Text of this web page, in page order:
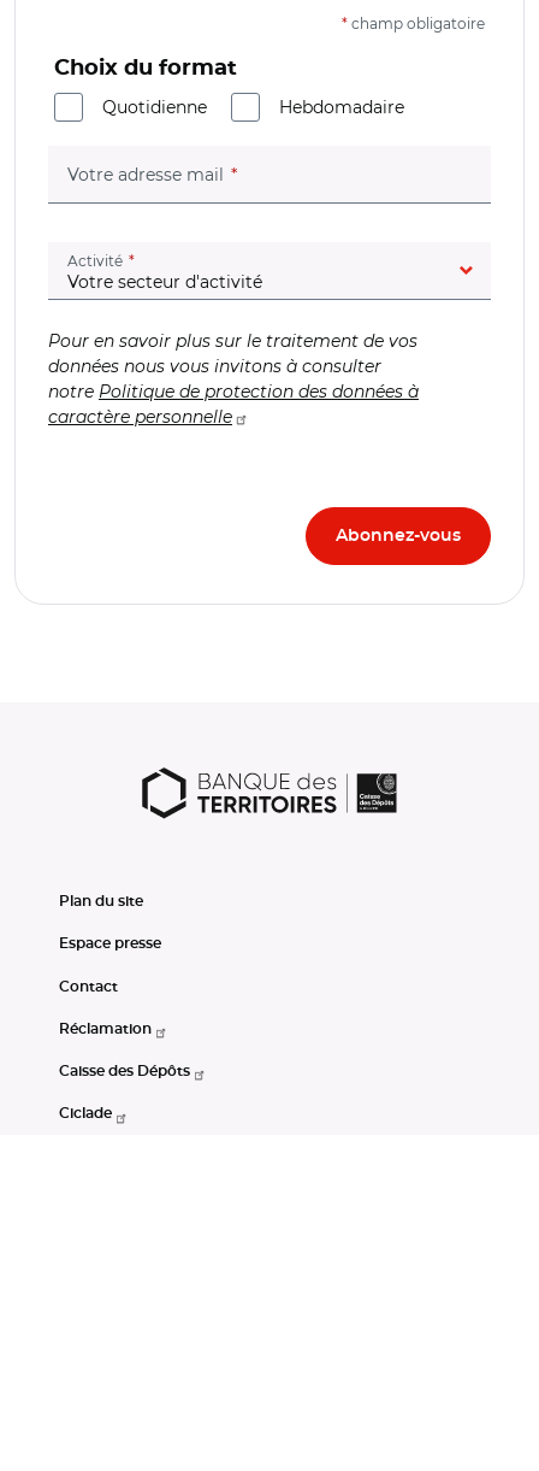
* champ obligatoire
Choix du format
Quotidienne
Hebdomadaire
Votre adresse mail (champ obligatoire)
Activité (champ obligatoire)
Pour en savoir plus sur le traitement de vos
données nous vous invitons à consulter
notre Politique de protection des données à
caractère personnelle
Plan du site
Espace presse
Contact
Réclamation
Caisse des Dépôts
Ciclade